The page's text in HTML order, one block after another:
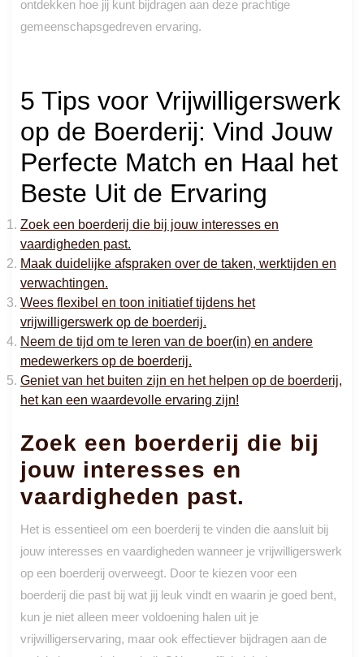
ontdekken hoe jij kunt bijdragen aan deze prachtige
gemeenschapsgedreven ervaring.
5 Tips voor Vrijwilligerswerk
op de Boerderij: Vind Jouw
Perfecte Match en Haal het
Beste Uit de Ervaring
Zoek een boerderij die bij jouw interesses en
vaardigheden past.
Maak duidelijke afspraken over de taken, werktijden en
verwachtingen.
Wees flexibel en toon initiatief tijdens het
vrijwilligerswerk op de boerderij.
Neem de tijd om te leren van de boer(in) en andere
medewerkers op de boerderij.
Geniet van het buiten zijn en het helpen op de boerderij,
het kan een waardevolle ervaring zijn!
Zoek een boerderij die bij
jouw interesses en
vaardigheden past.
Het is essentieel om een boerderij te vinden die aansluit bij
jouw interesses en vaardigheden wanneer je vrijwilligerswerk
op een boerderij overweegt. Door te kiezen voor een
boerderij die past bij wat jij leuk vindt en waarin je goed bent,
kun je niet alleen meer voldoening halen uit je
vrijwilligerservaring, maar ook effectiever bijdragen aan de